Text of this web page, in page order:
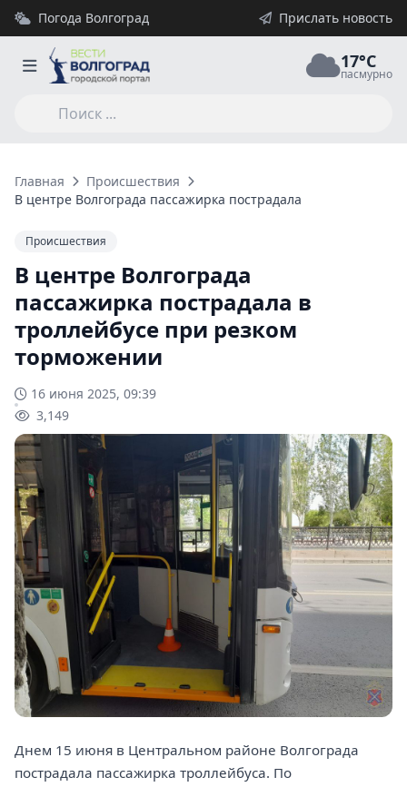
Погода Волгоград Прислать новость
17°C
пасмурно
Главная
Происшествия
В центре Волгограда пассажирка пострадала в
Происшествия
В центре Волгограда
пассажирка пострадала в
троллейбусе при резком
торможении
16 июня 2025, 09:39
3,149
Днем 15 июня в Центральном районе Волгограда
пострадала пассажирка троллейбуса. По